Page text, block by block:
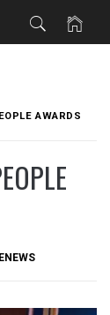
AWARDS